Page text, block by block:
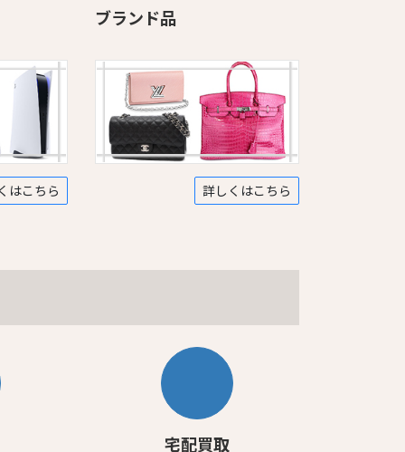
はこちら
ブランド品
詳しくはこちら
宅配買取